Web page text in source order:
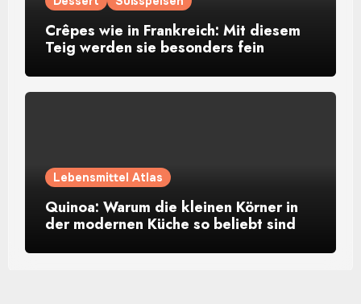
Crêpes wie in Frankreich: Mit diesem
Teig werden sie besonders fein
Lebensmittel Atlas
Quinoa: Warum die kleinen Körner in
der modernen Küche so beliebt sind